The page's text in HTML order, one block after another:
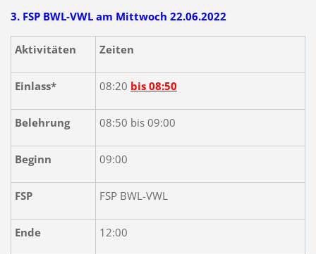
3. FSP BWL-VWL am Mittwoch 22.06.2022
Aktivitäten Zeiten
Einlass* 08:20 bis 08:50
Belehrung 08:50 bis 09:00
Beginn 09:00
FSP FSP BWL-VWL
Ende 12:00